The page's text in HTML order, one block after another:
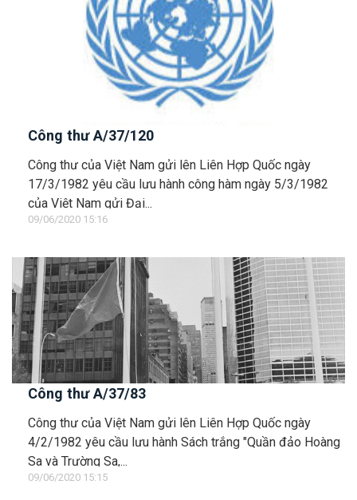
Công thư A/37/120
Công thư của Việt Nam gửi lên Liên Hợp Quốc ngày
17/3/1982 yêu cầu lưu hành công hàm ngày 5/3/1982
của Việt Nam gửi Đại...
09/06/2020 15:16
Công thư A/37/83
Công thư của Việt Nam gửi lên Liên Hợp Quốc ngày
4/2/1982 yêu cầu lưu hành Sách trắng "Quần đảo Hoàng
Sa và Trường Sa,...
09/06/2020 15:15